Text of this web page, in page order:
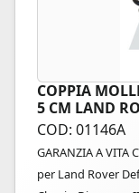
COPPIA
5 CM LAND
COD: 01146A
GARANZIA A VITA
per Land Rover